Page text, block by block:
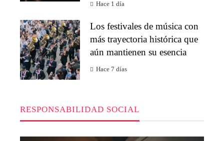
Hace 1 día
Los festivales de música con
más trayectoria histórica que
aún mantienen su esencia
Hace 7 días
RESPONSABILIDAD SOCIAL